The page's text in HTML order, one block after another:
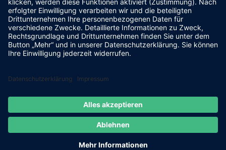
VEREIN
VORSTELLUNG
VORSTAND
TRAINER
HALLE & ANFAHRT
SPONSORING
SATZUNG
Instagram
© 2026 - TTC Langen 1950 e.V.
Impressum Datenschutzerklärung